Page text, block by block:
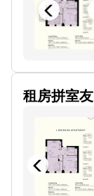
Pinner Park
Pinner View
Hide Road
Wealdstone
The Wealdstone
Cunningham Park
哈罗和韦尔斯通
租房拼室友